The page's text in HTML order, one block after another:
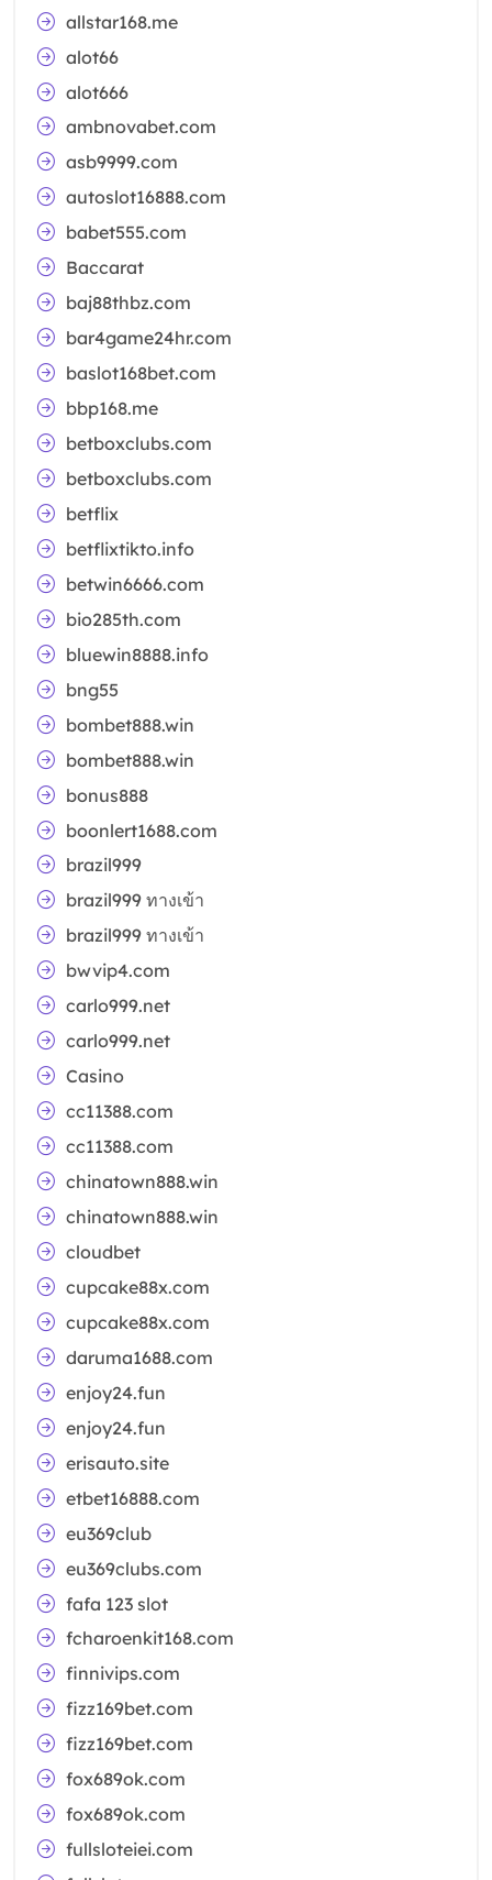
allstar168.me
alot66
alot666
ambnovabet.com
asb9999.com
autoslot16888.com
babet555.com
Baccarat
baj88thbz.com
bar4game24hr.com
baslot168bet.com
bbp168.me
betboxclubs.com
betboxclubs.com
betflix
betflixtikto.info
betwin6666.com
bio285th.com
bluewin8888.info
bng55
bombet888.win
bombet888.win
bonus888
boonlert1688.com
brazil999
brazil999 ทางเข้า
brazil999 ทางเข้า
bwvip4.com
carlo999.net
carlo999.net
Casino
cc11388.com
cc11388.com
chinatown888.win
chinatown888.win
cloudbet
cupcake88x.com
cupcake88x.com
daruma1688.com
enjoy24.fun
enjoy24.fun
erisauto.site
etbet16888.com
eu369club
eu369clubs.com
fafa 123 slot
fcharoenkit168.com
finnivips.com
fizz169bet.com
fizz169bet.com
fox689ok.com
fox689ok.com
fullsloteiei.com